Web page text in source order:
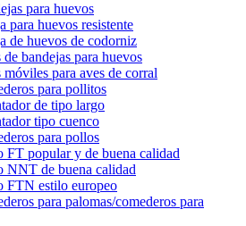
para huevos
para huevos resistente
de huevos de codorniz
de bandejas para huevos
móviles para aves de corral
para pollitos
de tipo largo
tipo cuenco
para pollos
FT popular y de buena calidad
NNT de buena calidad
FTN estilo europeo
para palomas/comederos para